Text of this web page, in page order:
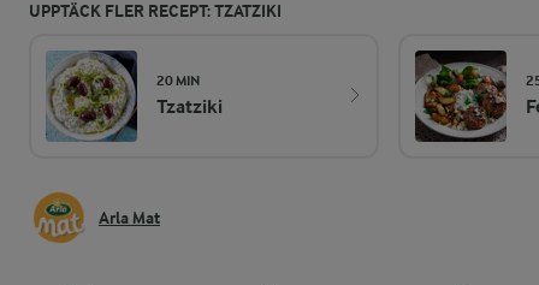
UPPTÄCK FLER RECEPT: TZATZIKI
20 MIN
Tzatziki
Arla Mat